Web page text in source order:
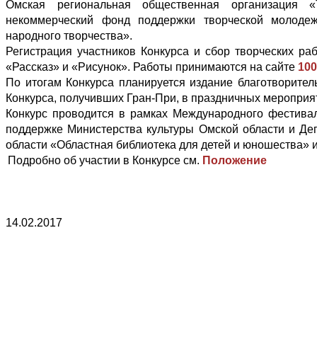
Омская региональная общественная организация
некоммерческий фонд поддержки творческой
народного творчества».
Регистрация участников Конкурса и сбор творческих
«Рассказ» и «Рисунок». Работы принимаются на сайте
По итогам Конкурса планируется издание
Конкурса, получивших Гран-При, в праздничных
Конкурс проводится в рамках Международного
поддержке Министерства культуры Омской области и
области «Областная библиотека для детей и
Подробно об участии в Конкурсе см. Положение
14.02.2017